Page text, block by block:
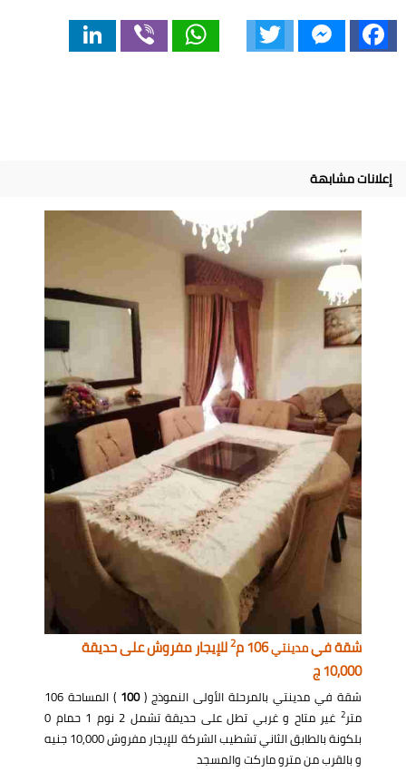
Facebook
Messenger
WhatsApp
إعلانات مشابهة
شقة فيمدينتي106 م 2للإيجار مفروش على حديقة
10,000 ج
شقة في مدينتي بالمرحلة الأولى النموذج (100
) المساحة 106
متر2
غير متاح و غربي تطل على حديقة تشمل 2 نوم 1 حمام 0
بلكونة بالطابق الثاني تشطيب الشركة للإيجار مفروش 10,000 جنيه
و بالقرب من مترو ماركت والمسجد